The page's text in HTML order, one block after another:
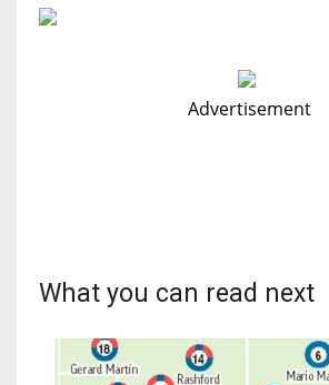
Advertisement
What you can read next